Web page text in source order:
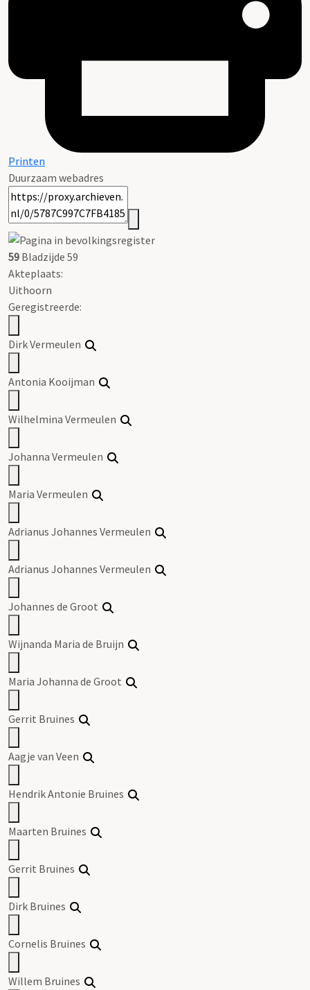
Printen
Duurzaam webadres
59 Bladzijde 59
Akteplaats:
Uithoorn
Geregistreerde:
Dirk Vermeulen
Antonia Kooijman
Wilhelmina Vermeulen
Johanna Vermeulen
Maria Vermeulen
Adrianus Johannes Vermeulen
Adrianus Johannes Vermeulen
Johannes de Groot
Wijnanda Maria de Bruijn
Maria Johanna de Groot
Gerrit Bruines
Aagje van Veen
Hendrik Antonie Bruines
Maarten Bruines
Gerrit Bruines
Dirk Bruines
Cornelis Bruines
Willem Bruines